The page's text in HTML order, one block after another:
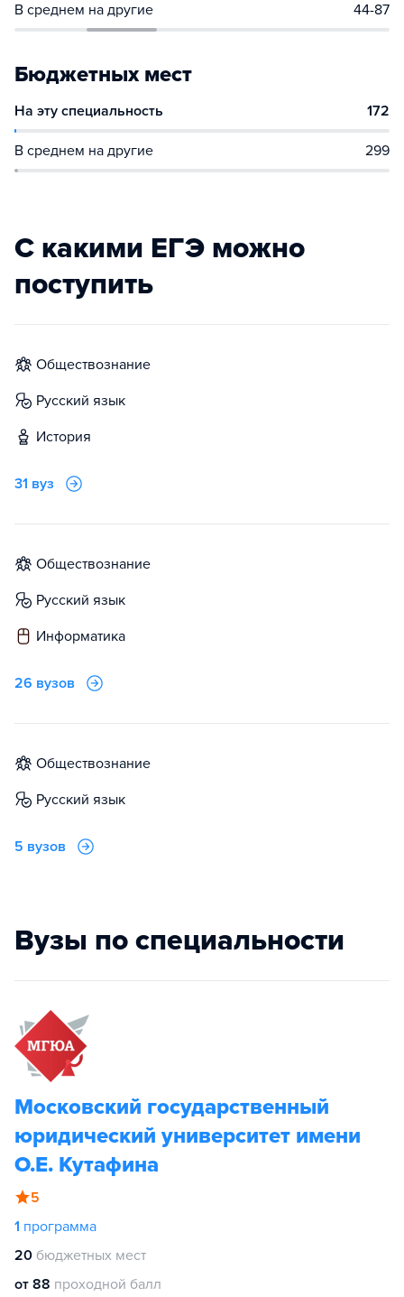
В среднем на другие 44-87
Бюджетных мест
На эту специальность 172
В среднем на другие 299
С какими ЕГЭ можно
поступить
обществознание
русский язык
история
31 вуз
обществознание
русский язык
информатика
26 вузов
обществознание
русский язык
5 вузов
Вузы по специальности
Московский государственный
юридический университет имени
О.Е. Кутафина
5
1 программа
20 бюджетных мест
от 88 проходной балл